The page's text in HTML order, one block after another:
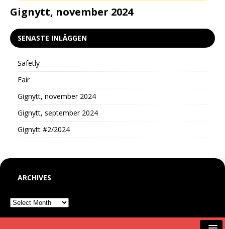
Gignytt, november 2024
SENASTE INLÄGGEN
Safetly
Fair
Gignytt, november 2024
Gignytt, september 2024
Gignytt #2/2024
ARCHIVES